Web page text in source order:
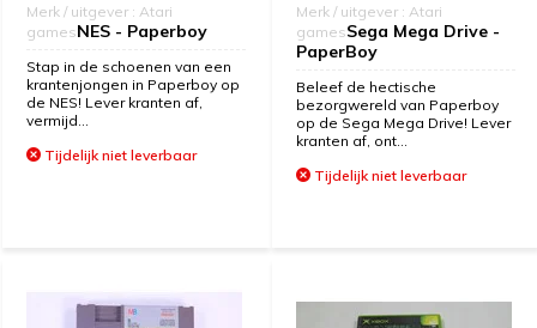
Merk / uitgever : Atari
gamesNES - Paperboy
Stap in de schoenen van een
krantenjongen in Paperboy op
de NES! Lever kranten af,
vermijd...
Tijdelijk niet leverbaar
Merk / uitgever : Atari
gamesSega Mega Drive -
PaperBoy
Beleef de hectische
bezorgwereld van Paperboy
op de Sega Mega Drive! Lever
kranten af, ont...
Tijdelijk niet leverbaar